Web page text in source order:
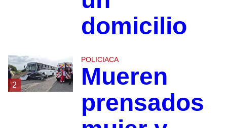
domicilio
2
POLICIACA
Mueren
prensados